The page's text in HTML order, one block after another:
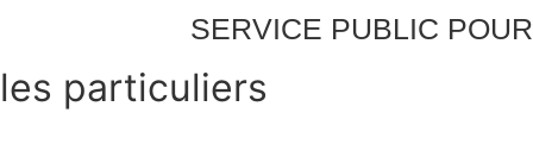
SERVICE PUBLIC POUR​
les particuliers